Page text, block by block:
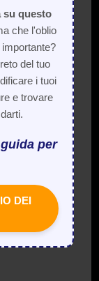
su questo
che l'oblio
del tuo
i tuoi
e trovare
per
DEI